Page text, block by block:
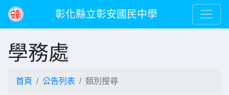
彰化縣立彰安國民中學
學務處
首頁 公告列表 類別搜尋